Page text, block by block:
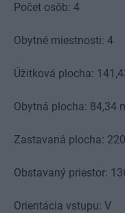
Počet osôb: 4
Obytné miestnosti: 4
Úžitková plocha:
Obytná plocha: 84,34
Zastavaná plocha:
Obstavaný priestor:
Orientácia vstupu: V